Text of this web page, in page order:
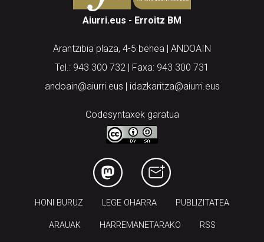
Aiurri.eus - Erroitz BM
Arantzibia plaza, 4-5 behea | ANDOAIN
Tel.: 943 300 732 | Faxa: 943 300 731
andoain@aiurri.eus | idazkaritza@aiurri.eus
Codesyntaxek garatua
HONI BURUZ LEGE OHARRA PUBLIZITATEA
ARAUAK HARREMANETARAKO RSS